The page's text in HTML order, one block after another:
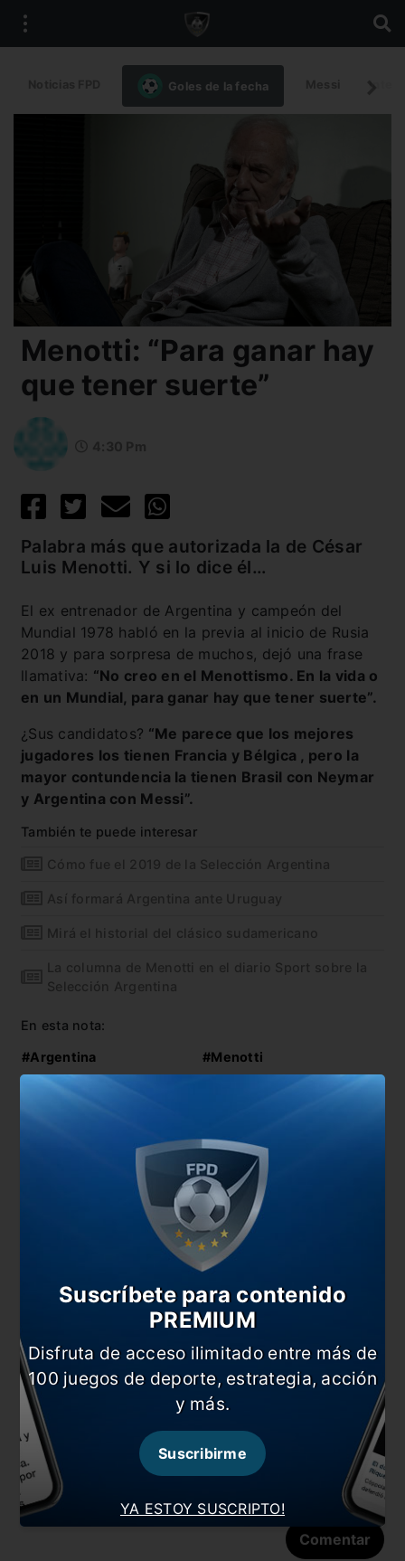
Goles de la fecha
Menotti: “Para ganar hay
que tener suerte”
Palabra más que autorizada la de César
Luis Menotti. Y si lo dice él…
El ex entrenador de Argentina y campeón del
Mundial 1978 habló en la previa al inicio de Rusia
2018 y para sorpresa de muchos, dejó una frase
llamativa: “No creo en el Menottismo. En la vida o
en un Mundial, para ganar hay que tener suerte”.
¿Sus candidatos? “Me parece que los mejores
jugadores los tienen Francia y Bélgica , pero la
mayor contundencia la tienen Brasil con Neymar
y Argentina con Messi”.
También te puede interesar
Cómo fue el 2019 de la Selección Argentina
Así formará Argentina ante Uruguay
Mirá el historial del clásico sudamericano
La columna de Menotti en el diario Sport sobre la
Selección Argentina
En esta nota:
#Argentina #Menotti
#Rusia 2018
Dejá tu opinión acá!
Nombre
Correo electrónico
YA ESTOY SUSCRIPTO!
Suscríbete para contenido
PREMIUM
Disfruta de acceso ilimitado entre más de
100 juegos de deporte, estrategia, acción
y más.
Suscribirme